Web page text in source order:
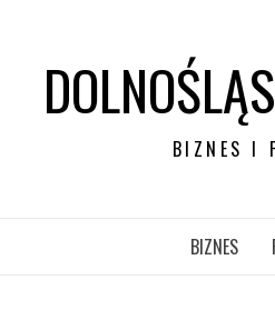
BIZNES I
BIZNES